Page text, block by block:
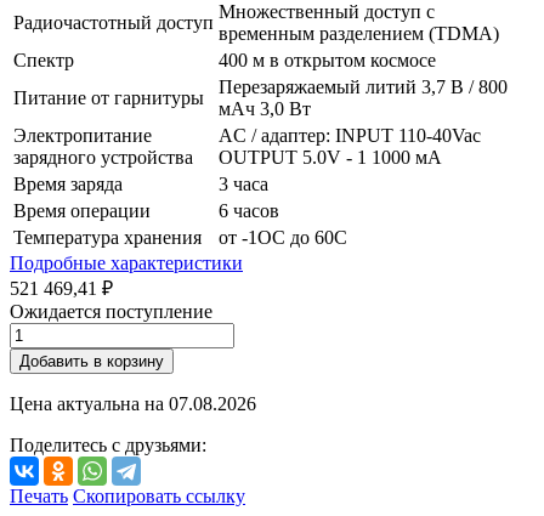
Радиочастотный доступ
Множественный доступ с
временным разделением (TDMA)
Спектр
400 м в открытом космосе
Питание от гарнитуры
Перезаряжаемый литий 3,7 В / 800
мАч 3,0 Вт
Электропитание
зарядного устройства
AC / адаптер: INPUT 110-40Vac
OUTPUT 5.0V - 1 1000 мА
Время заряда
3 часа
Время операции
6 часов
Температура хранения
от -1OC до 60C
Подробные характеристики
521 469,41 ₽
Ожидается поступление
Добавить в корзину
Цена актуальна на 07.08.2026
Поделитесь с друзьями:
Печать Скопировать ссылку